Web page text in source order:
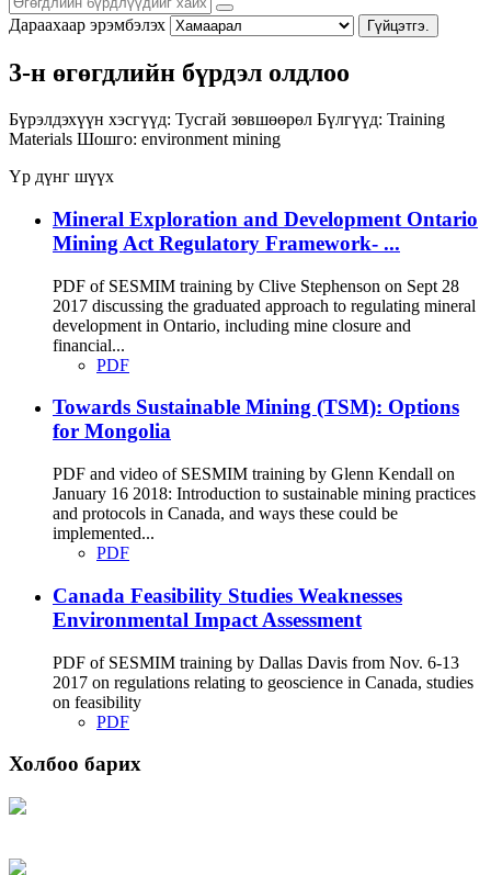
Дараахаар эрэмбэлэх Гүйцэтгэ.
3-н өгөгдлийн бүрдэл олдлоо
Бүрэлдэхүүн хэсгүүд: Тусгай зөвшөөрөл Бүлгүүд: Training
Materials Шошго: environment mining
Үр дүнг шүүх
Mineral Exploration and Development Ontario
Mining Act Regulatory Framework- ...
PDF of SESMIM training by Clive Stephenson on Sept 28
2017 discussing the graduated approach to regulating mineral
development in Ontario, including mine closure and
financial...
PDF
Towards Sustainable Mining (TSM): Options
for Mongolia
PDF and video of SESMIM training by Glenn Kendall on
January 16 2018: Introduction to sustainable mining practices
and protocols in Canada, and ways these could be
implemented...
PDF
Canada Feasibility Studies Weaknesses
Environmental Impact Assessment
PDF of SESMIM training by Dallas Davis from Nov. 6-13
2017 on regulations relating to geoscience in Canada, studies
on feasibility
PDF
Холбоо барих